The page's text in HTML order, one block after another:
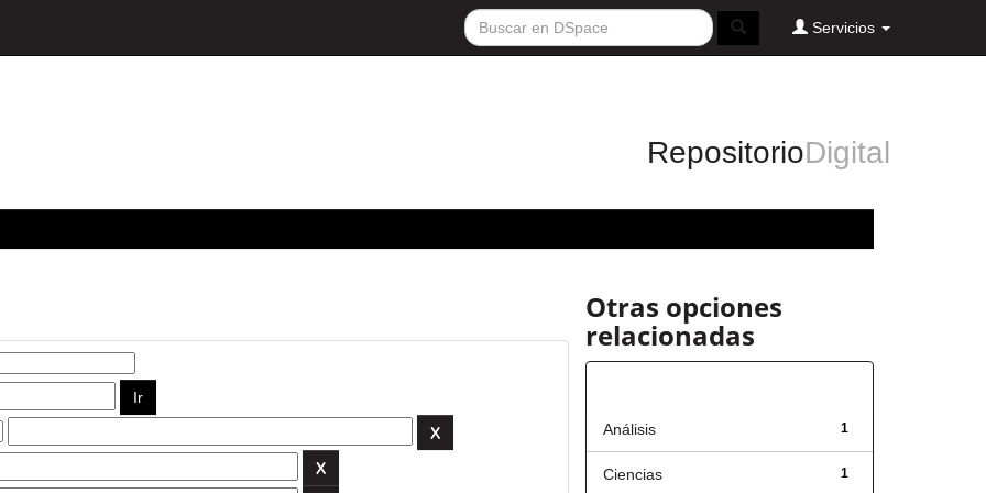
Servicios
RepositorioDigital
Otras opciones
relacionadas
1
Análisis
1
Ciencias